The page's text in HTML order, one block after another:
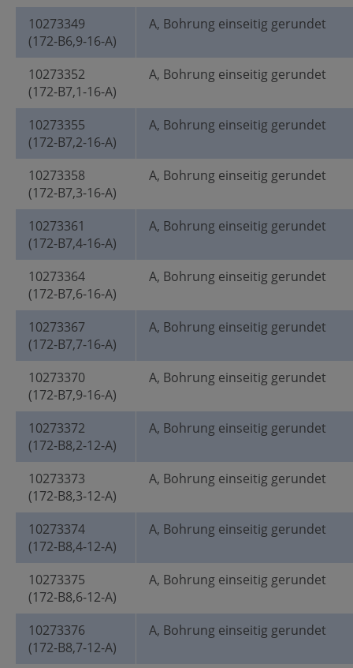
10273349
(172-B6,9-16-A)
A, Bohrung einseitig gerundet
10273352
(172-B7,1-16-A)
A, Bohrung einseitig gerundet
10273355
(172-B7,2-16-A)
A, Bohrung einseitig gerundet
10273358
(172-B7,3-16-A)
A, Bohrung einseitig gerundet
10273361
(172-B7,4-16-A)
A, Bohrung einseitig gerundet
10273364
(172-B7,6-16-A)
A, Bohrung einseitig gerundet
10273367
(172-B7,7-16-A)
A, Bohrung einseitig gerundet
10273370
(172-B7,9-16-A)
A, Bohrung einseitig gerundet
10273372
(172-B8,2-12-A)
A, Bohrung einseitig gerundet
10273373
(172-B8,3-12-A)
A, Bohrung einseitig gerundet
10273374
(172-B8,4-12-A)
A, Bohrung einseitig gerundet
10273375
(172-B8,6-12-A)
A, Bohrung einseitig gerundet
10273376
(172-B8,7-12-A)
A, Bohrung einseitig gerundet